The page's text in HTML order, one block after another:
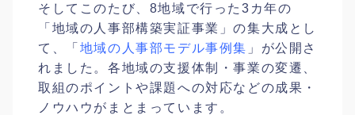
そしてこのたび、8地域で行った3カ年の
「地域の人事部構築実証事業」の集大成とし
て、「 地域の人事部モデル事例集 」が公開さ
れました。各地域の支援体制・事業の変遷、
取組のポイントや課題への対応などの成果・
ノウハウがまとまっています。